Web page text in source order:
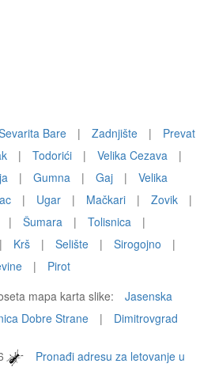
Bare | Zadnjište |
Prevat
| Todorići | Velika Cezava
|
| Gumna | Gaj |
Velika
| Ugar | Mačkari | Zovik
|
| Šumara | Tolisnica
|
| Krš | Selište | Sirogojno
|
|
Pirot
mapa karta slike:
Jasenska
Dobre Strane | Dimitrovgrad
Pronađi adresu za letovanje u